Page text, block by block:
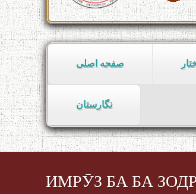
صفحه اصلی
نگارستان
ИМРӮЗ БА БА